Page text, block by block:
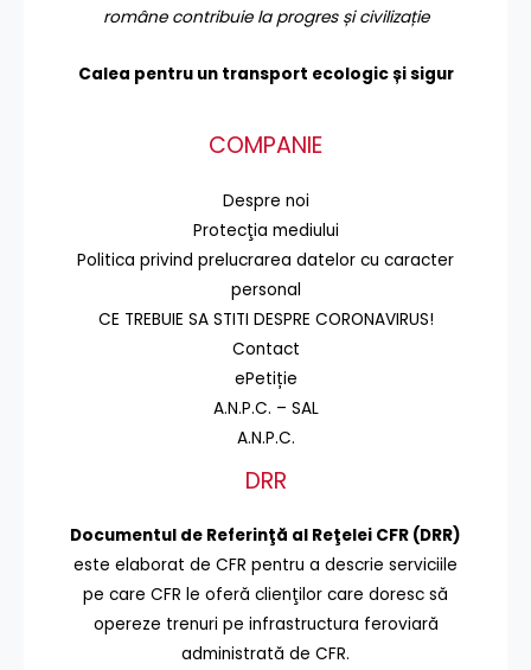
române contribuie la progres și civilizație
Calea pentru un transport ecologic și sigur
COMPANIE
Despre noi
Protecţia mediului
Politica privind prelucrarea datelor cu caracter
personal
CE TREBUIE SA STITI DESPRE CORONAVIRUS!
Contact
ePetiție
A.N.P.C. – SAL
A.N.P.C.
DRR
Documentul de Referinţă al Reţelei CFR (DRR)
este elaborat de CFR pentru a descrie serviciile
pe care CFR le oferă clienţilor care doresc să
opereze trenuri pe infrastructura feroviară
administrată de CFR.